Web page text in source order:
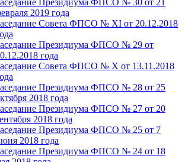
2019 года
Совета ФПСО № XI от 20.12.2018
Президиума ФПСО № 29 от
года
Совета ФПСО № X от 13.11.2018
Президиума ФПСО № 28 от 25
2018 года
Президиума ФПСО № 27 от 20
2018 года
Президиума ФПСО № 25 от 7
2018 года
Президиума ФПСО № 24 от 18